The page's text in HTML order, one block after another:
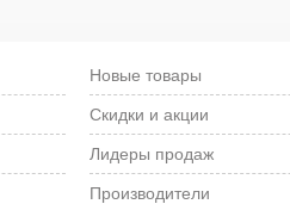
Новые товары
Скидки и акции
Лидеры продаж
Производители